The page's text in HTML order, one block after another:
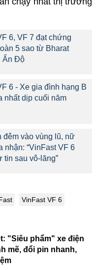
6, VF 7 đạt chứng
5 sao từ Bharat
Ấn Độ
6 - Xe gia đình hạng B
nhất dịp cuối năm
đêm vào vùng lũ, nữ
nhận: “VinFast VF 6
tin sau vô-lăng”
VinFast VF 6
"Siêu phẩm" xe điện
mẽ, đổi pin nhanh,